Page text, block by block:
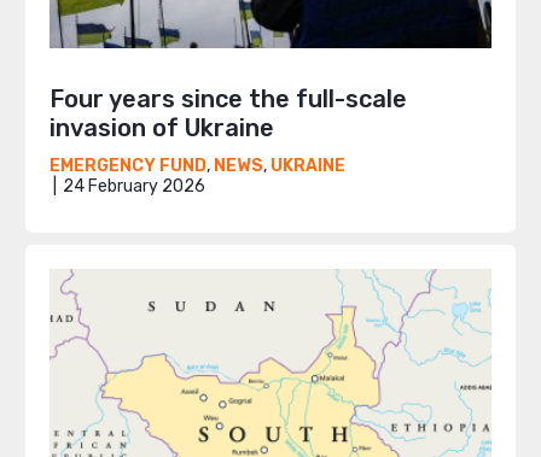
Four years since the full-scale
invasion of Ukraine
EMERGENCY FUND, NEWS, UKRAINE
24 February 2026